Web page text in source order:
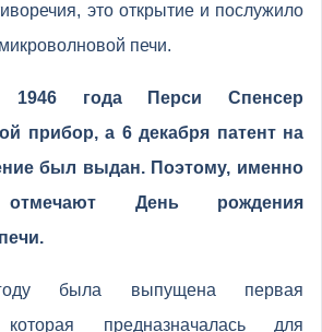
это открытие и послужило
печи.
1946 года Перси Спенсер
прибор, а 6 декабря патент на
был выдан. Поэтому, именно
День рождения
была выпущена первая
которая предназначалась для